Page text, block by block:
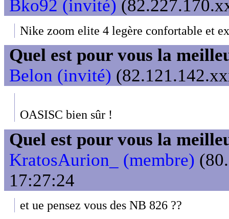
Bko92 (invité)
Nike zoom elite 4 legère confortable et
Quel est pour vous la
Belon (invité)
OASISC bien sûr !
Quel est pour vous la
KratosAurion_ (membre)
17:27:24
et ue pensez vous des NB 826 ??